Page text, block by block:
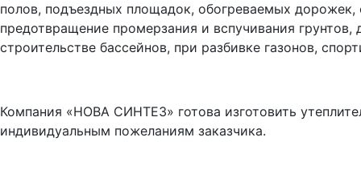
полов, подъездных площадок, обогреваемых
предотвращение промерзания и вспучивания
строительстве бассейнов, при разбивке газонов,
Компания «НОВА СИНТЕЗ» готова изготовить
индивидуальным пожеланиям заказчика.